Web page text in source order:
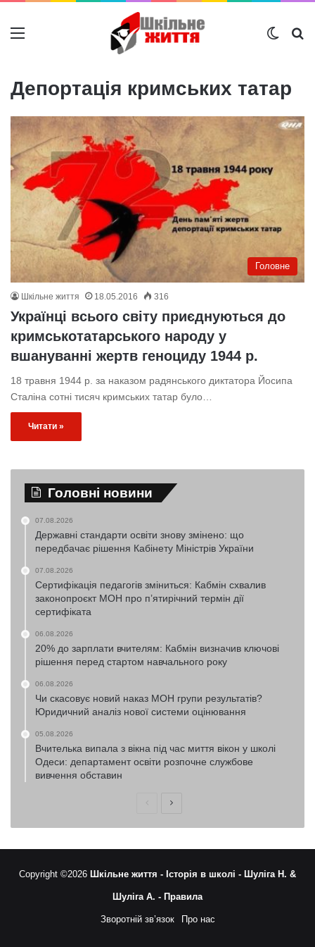
Меню
Депортація кримських татар
Головне
Шкільне життя 18.05.2016 316
Українці всього світу приєднуються до
кримськотатарського народу у
вшануванні жертв геноциду 1944 р.
18 травня 1944 р. за наказом радянського диктатора Йосипа
Сталіна сотні тисяч кримських татар було…
Читати »
Головні новини
07.08.2026
Державні стандарти освіти знову змінено: що
передбачає рішення Кабінету Міністрів України
07.08.2026
Сертифікація педагогів зміниться: Кабмін схвалив
законопроєкт МОН про п’ятирічний термін дії
сертифіката
06.08.2026
20% до зарплати вчителям: Кабмін визначив ключові
рішення перед стартом навчального року
06.08.2026
Чи скасовує новий наказ МОН групи результатів?
Юридичний аналіз нової системи оцінювання
05.08.2026
Вчителька випала з вікна під час миття вікон у школі
Одеси: департамент освіти розпочне службове
вивчення обставин
ПопередняНаступна
Copyright ©2026 Шкільне життя - Історія в школі - Шуліга Н. &
Шуліга А. - Правила
Зворотній зв’язок Про нас